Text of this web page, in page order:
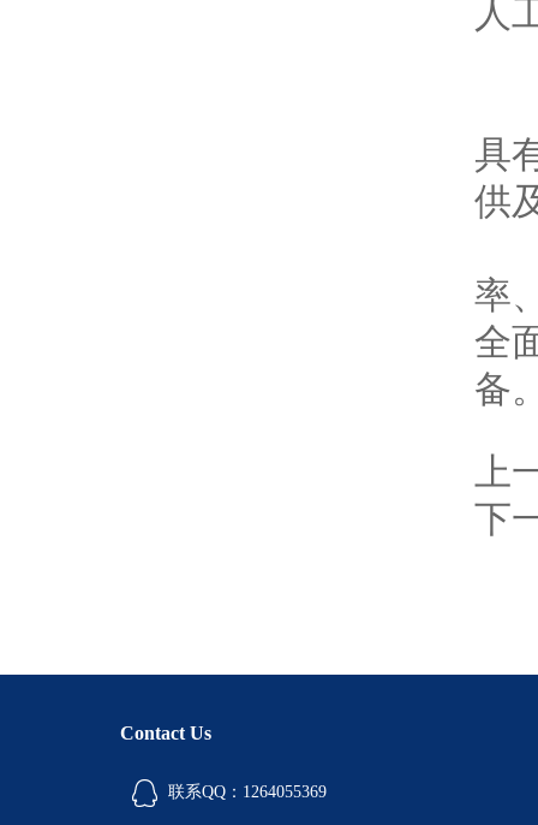
人
具
供
率
全
备
上
下
Contact Us
联系QQ：1264055369